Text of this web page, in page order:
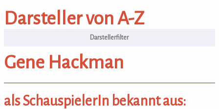
Darsteller von A-Z
Darsteller von A-Z
Gene Hackman
als SchauspielerIn bekannt aus: